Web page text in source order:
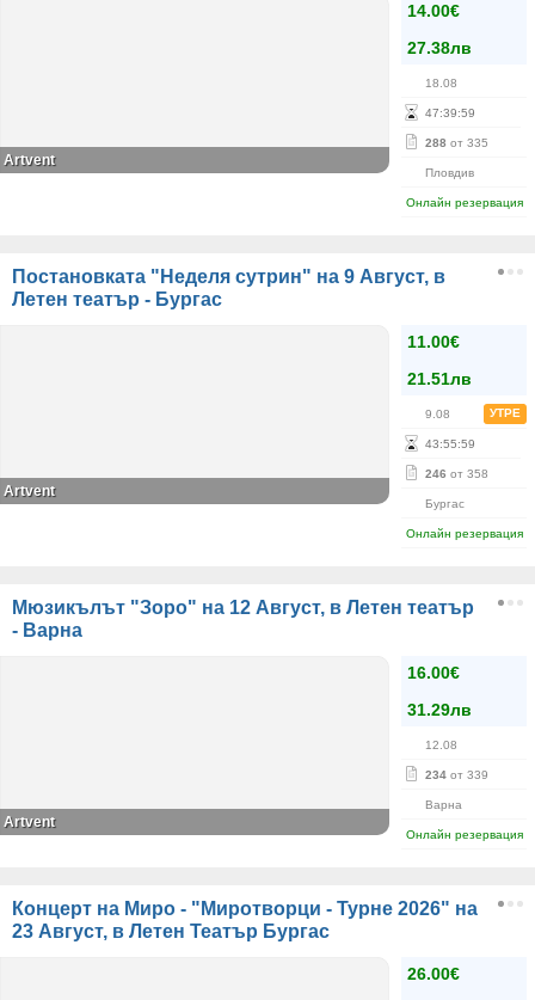
14.00€
27.38лв
18.08
47:39:59
288 от 335
Пловдив
Онлайн резервация
Аrtvent
Постановката "Неделя сутрин" на 9 Август, в
Летен театър - Бургас
11.00€
21.51лв
9.08 УТРЕ
43:55:59
246 от 358
Бургас
Онлайн резервация
Аrtvent
Мюзикълът "Зоро" на 12 Август, в Летен театър
- Варна
16.00€
31.29лв
12.08
234 от 339
Варна
Онлайн резервация
Artvent
Концерт на Миро - "Миротворци - Турне 2026" на
23 Август, в Летен Театър Бургас
26.00€